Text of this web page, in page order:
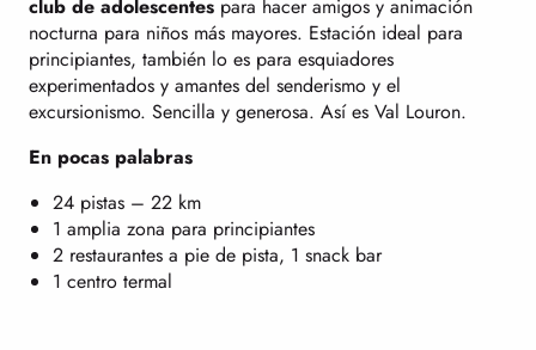
club de adolescentes para hacer amigos y animación
nocturna para niños más mayores. Estación ideal para
principiantes, también lo es para esquiadores
experimentados y amantes del senderismo y el
excursionismo. Sencilla y generosa. Así es Val Louron.
En pocas palabras
24 pistas – 22 km
1 amplia zona para principiantes
2 restaurantes a pie de pista, 1 snack bar
1 centro termal